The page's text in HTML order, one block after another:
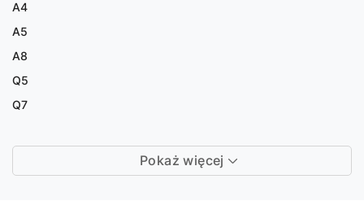
A4
A5
A8
Q5
Q7
Pokaż więcej